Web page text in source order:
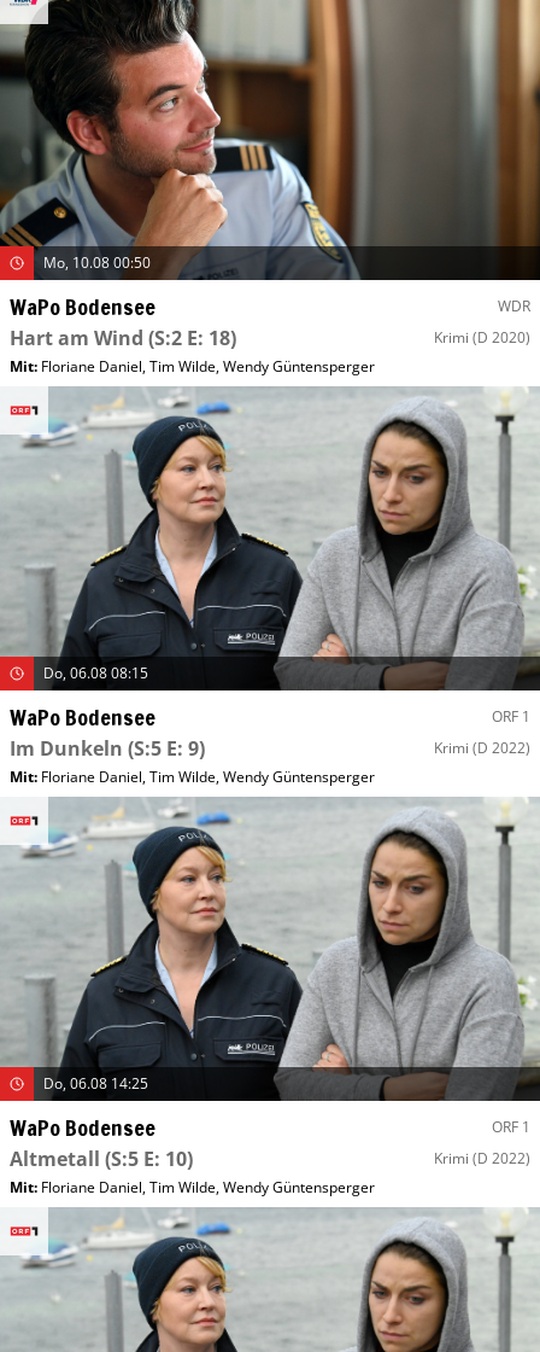
Mo, 10.08 00:50
WaPo Bodensee WDR
Hart am Wind (S:2 E: 18) Krimi (D 2020)
Mit: Floriane Daniel,Tim Wilde,Wendy Güntensperger
Do, 06.08 08:15
WaPo Bodensee ORF 1
Im Dunkeln (S:5 E: 9) Krimi (D 2022)
Mit: Floriane Daniel,Tim Wilde,Wendy Güntensperger
Do, 06.08 14:25
WaPo Bodensee ORF 1
Altmetall (S:5 E: 10) Krimi (D 2022)
Mit: Floriane Daniel,Tim Wilde,Wendy Güntensperger